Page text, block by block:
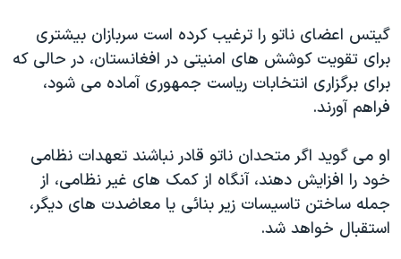
اقتصادی
علم و فناوری
اسرائیل در جنگ
آرشیو پخش زنده
حمله جمهوری اسلامی به اسرائیل
رمز مهسا
ورزش زنان در ایران
مجموعه مستندهای دادخواهی
تریبونال مردمی آبان ۹۸
دادگاه حمید نوری
زبانهای مختلف
گیتس اعضای ناتو را ترغیب کرده است سربازان بیشتری
برای تقویت کوشش های امنیتی در افغانستان، در حالی که
برای برگزاری انتخابات ریاست جمهوری آماده می شود،
فراهم آورند.
او می گوید اگر متحدان ناتو قادر نباشند تعهدات نظامی
خود را افزایش دهند، آنگاه از کمک های غیر نظامی، از
جمله ساختن تاسیسات زیر بنائی یا معاضدت های دیگر،
استقبال خواهد شد.